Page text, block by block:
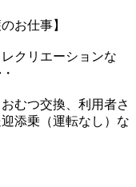
お仕事】
クリエーションな
むつ交換、利用者さ
添乗（運転なし）な